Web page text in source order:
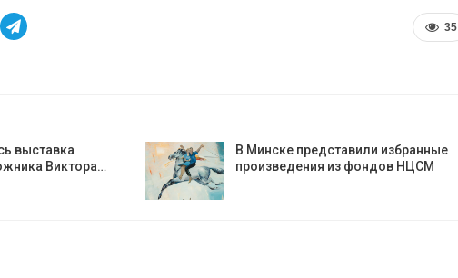
35
выставка
Виктора…
В Минске представили избранные
произведения из фондов НЦСМ